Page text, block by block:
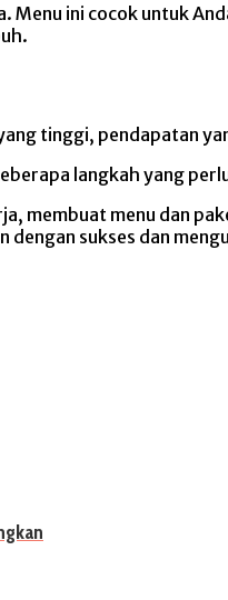
Menu ini cocok untuk
tinggi, pendapatan
langkah yang
membuat menu dan
sukses dan